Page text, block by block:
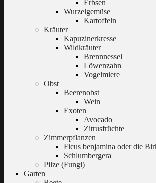
Erbsen
Wurzelgemüse
Kartoffeln
Kräuter
Kapuzinerkresse
Wildkräuter
Brennnessel
Löwenzahn
Vogelmiere
Obst
Beerenobst
Wein
Exoten
Avocado
Zitrusfrüchte
Zimmerpflanzen
Ficus benjamina oder die
Schlumbergera
Pilze (Fungi)
Garten